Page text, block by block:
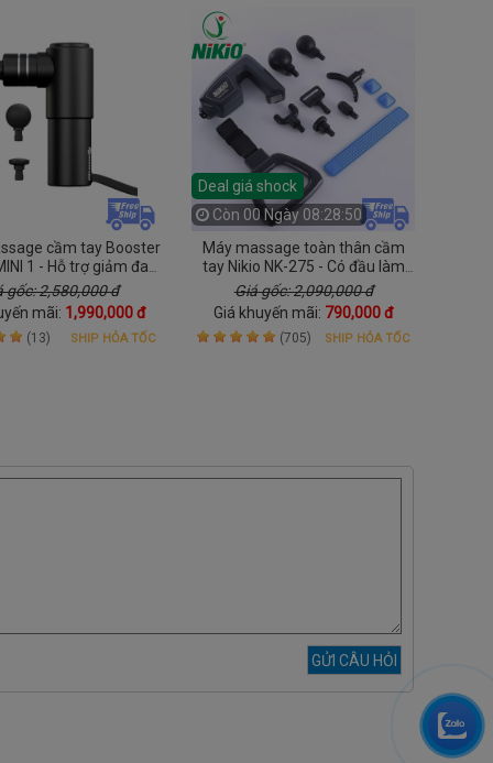
cầm tay Booster
1 - Hỗ trợ giảm đau
toàn thân
gốc: 2,580,000 đ
mãi: 1,990,000 đ
(13) SHIP HỎA TỐC
Deal giá shock
Còn 00 Ngày 08:28:49
Máy massage toàn thân cầm
tay Nikio NK-275 - Có đầu làm
nóng, pin sạc, dùng cho cổ vai
gáy và lưng
Giá gốc: 2,090,000 đ
Giá khuyến mãi: 790,000 đ
(705) SHIP HỎA TỐC